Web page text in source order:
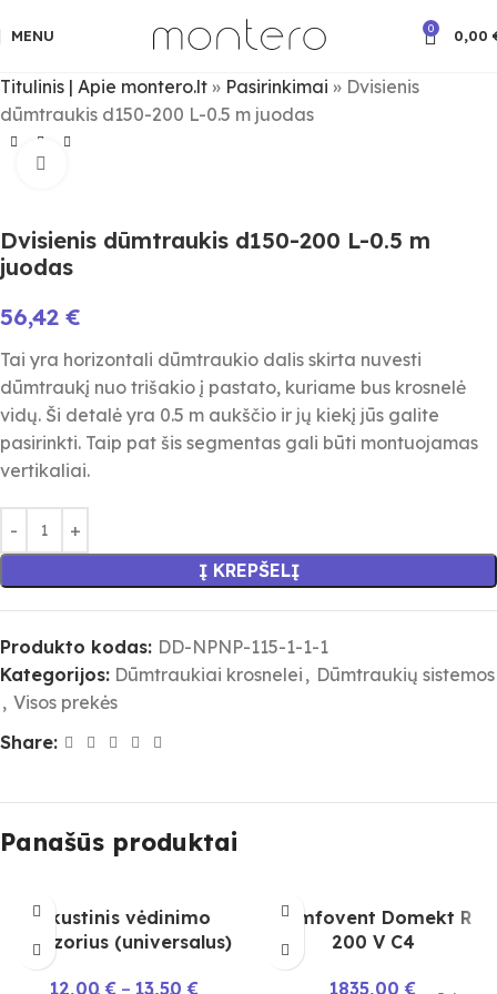
MENU 0 0,00
Titulinis | Apie montero.lt » Pasirinkimai » Dvisienis
dūmtraukis d150-200 L-0.5 m juodas
Dvisienis dūmtraukis d150-200 L-0.5 m
juodas
56,42 €
Tai yra horizontali dūmtraukio dalis skirta nuvesti
dūmtraukį nuo trišakio į pastato, kuriame bus krosnelė
vidų. Ši detalė yra 0.5 m aukščio ir jų kiekį jūs galite
pasirinkti. Taip pat šis segmentas gali būti montuojamas
vertikaliai.
Į KREPŠELĮ
Produkto kodas: DD-NPNP-115-1-1-1
Kategorijos: Dūmtraukiai krosnelei , Dūmtraukių sistemos
, Visos prekės
Share:
Panašūs produktai
Akustinis vėdinimo
difuzorius (universalus)
12,00€ – 13,50€
Komfovent Domekt R
200 V C4
1835,00€